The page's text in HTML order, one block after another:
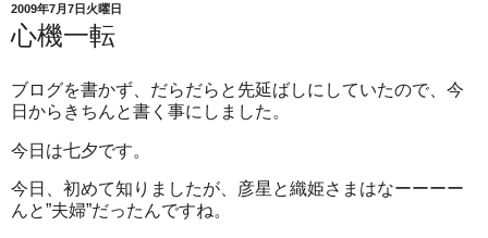
2009年7月7日火曜日
心機一転
ブログを書かず、だらだらと先延ばしにしていたので、今
日からきちんと書く事にしました。
今日は七夕です。
今日、初めて知りましたが、彦星と織姫さまはなーーーー
んと”夫婦”だったんですね。